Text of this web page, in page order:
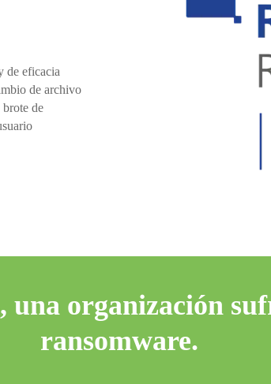
de eficacia
de archivo
brote de
una organización
ransomware.